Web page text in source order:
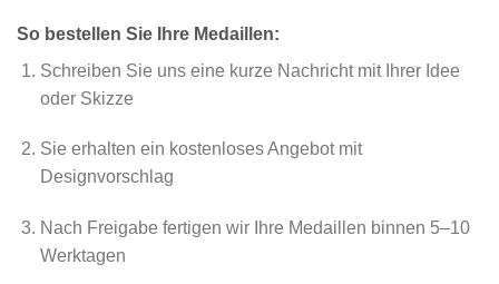
So bestellen Sie Ihre Medaillen:
Schreiben Sie uns eine kurze Nachricht mit Ihrer Idee
oder Skizze
Sie erhalten ein kostenloses Angebot mit
Designvorschlag
Nach Freigabe fertigen wir Ihre Medaillen binnen 5–10
Werktagen